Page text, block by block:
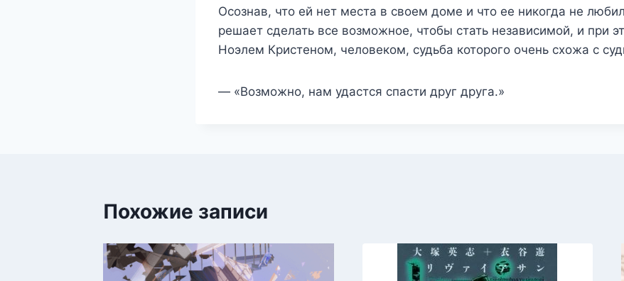
Осознав, что ей нет места в своем доме и что ее никогда не
решает сделать все возможное, чтобы стать независимой, и при
Ноэлем Кристеном, человеком, судьба которого очень схожа с
— «Возможно, нам удастся спасти друг друга.»
Похожие записи